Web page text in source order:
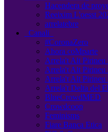
Hacendera de
Reeixim L'oesst
arrelatebre
Canali
#CoronaZero
Ahora coMparte
Arrela't Alt Pirineu
Arrela't Alt Pirineu
Arrela't Alt Pirineu
Arrela't Delta del
BlueCrowdMED
Crowdcoop
Feminisms
Fiare Banca Etica